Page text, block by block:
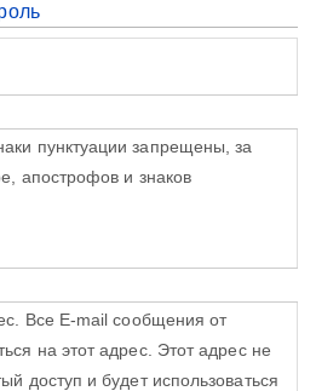
пунктуации запрещены, за
апострофов и знаков
Все E-mail сообщения от
на этот адрес. Этот адрес не
доступ и будет использоваться